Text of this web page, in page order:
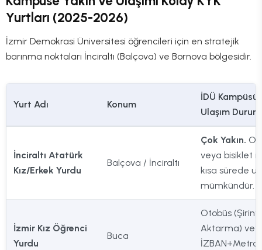
Yurtları (2025-2026)
İzmir Demokrasi Üniversitesi öğrencileri için en stratejik
barınma noktaları İnciraltı (Balçova) ve Bornova bölgesidir.
Yurt Adı Konum
İDÜ
Ulaşım
İnciraltı Atatürk
Kız/Erkek Yurdu
Balçova / İnciraltı
Çok Yakın.
veya bisiklet
kısa sürede
mümkündür.
İzmir Kız Öğrenci
Yurdu
Buca
Otobüs
Aktarma)
İZBAN+Metro